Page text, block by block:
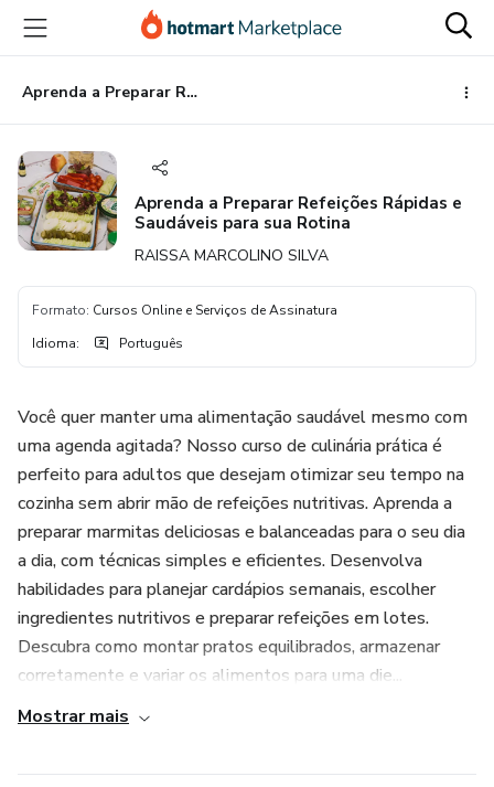
para
conteúdo
principal
para
pagamento
para
rodapé
Aprenda a Preparar Refeições Rápidas e Saudáveis para sua Rotina
Aprenda a Preparar Refeições Rápidas e
Saudáveis para sua Rotina
RAISSA MARCOLINO SILVA
Formato: Cursos Online e Serviços de Assinatura
Idioma: Português
Você quer manter uma alimentação saudável mesmo com
uma agenda agitada? Nosso curso de culinária prática é
perfeito para adultos que desejam otimizar seu tempo na
cozinha sem abrir mão de refeições nutritivas. Aprenda a
preparar marmitas deliciosas e balanceadas para o seu dia
a dia, com técnicas simples e eficientes. Desenvolva
habilidades para planejar cardápios semanais, escolher
ingredientes nutritivos e preparar refeições em lotes.
Descubra como montar pratos equilibrados, armazenar
corretamente e variar os alimentos para uma die...
Mostrar mais